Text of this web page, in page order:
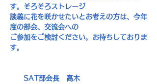
す。そろそろストレージ
談義に花を咲かせたいとお考えの方は、今年
度の部会、交流会への
ご参加をご検討ください。お待ちしておりま
す。
SAT 部会長　高木